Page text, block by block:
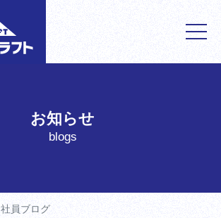
お知らせ
blogs
社員ブログ